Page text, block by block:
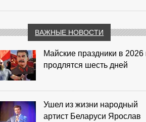
ВАЖНЫЕ НОВОСТИ
Майские праздники в 2026
продлятся шесть дней
Ушел из жизни народный
артист Беларуси Ярослав